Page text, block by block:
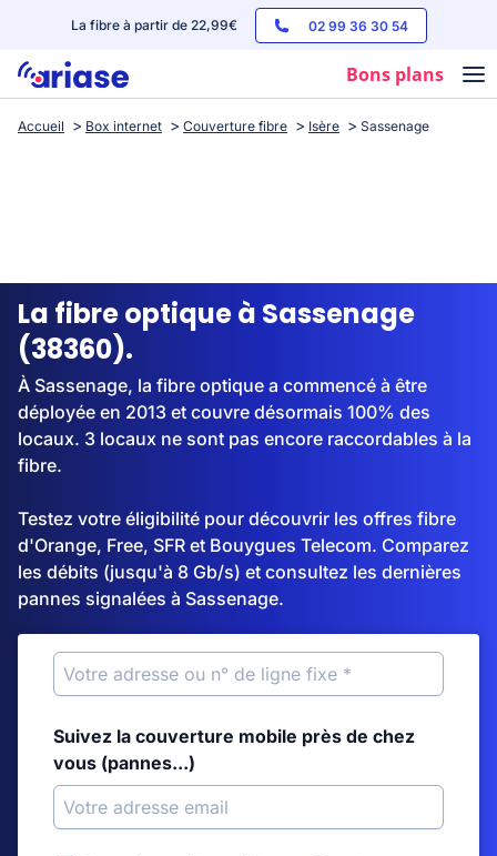
La fibre à partir de 22,99€ 02 99 36 30 54
Bons plans
Box internet
Streaming
Accueil Box internet Couverture fibre Isère Sassenage
La fibre optique à Sassenage
(38360).
À Sassenage, la fibre optique a commencé à être
déployée en 2013 et couvre désormais 100% des
locaux. 3 locaux ne sont pas encore raccordables à la
fibre.
Testez votre éligibilité pour découvrir les offres fibre
d'Orange, Free, SFR et Bouygues Telecom. Comparez
les débits (jusqu'à 8 Gb/s) et consultez les dernières
pannes signalées à Sassenage.
Suivez la couverture mobile près de chez
vous (pannes...)